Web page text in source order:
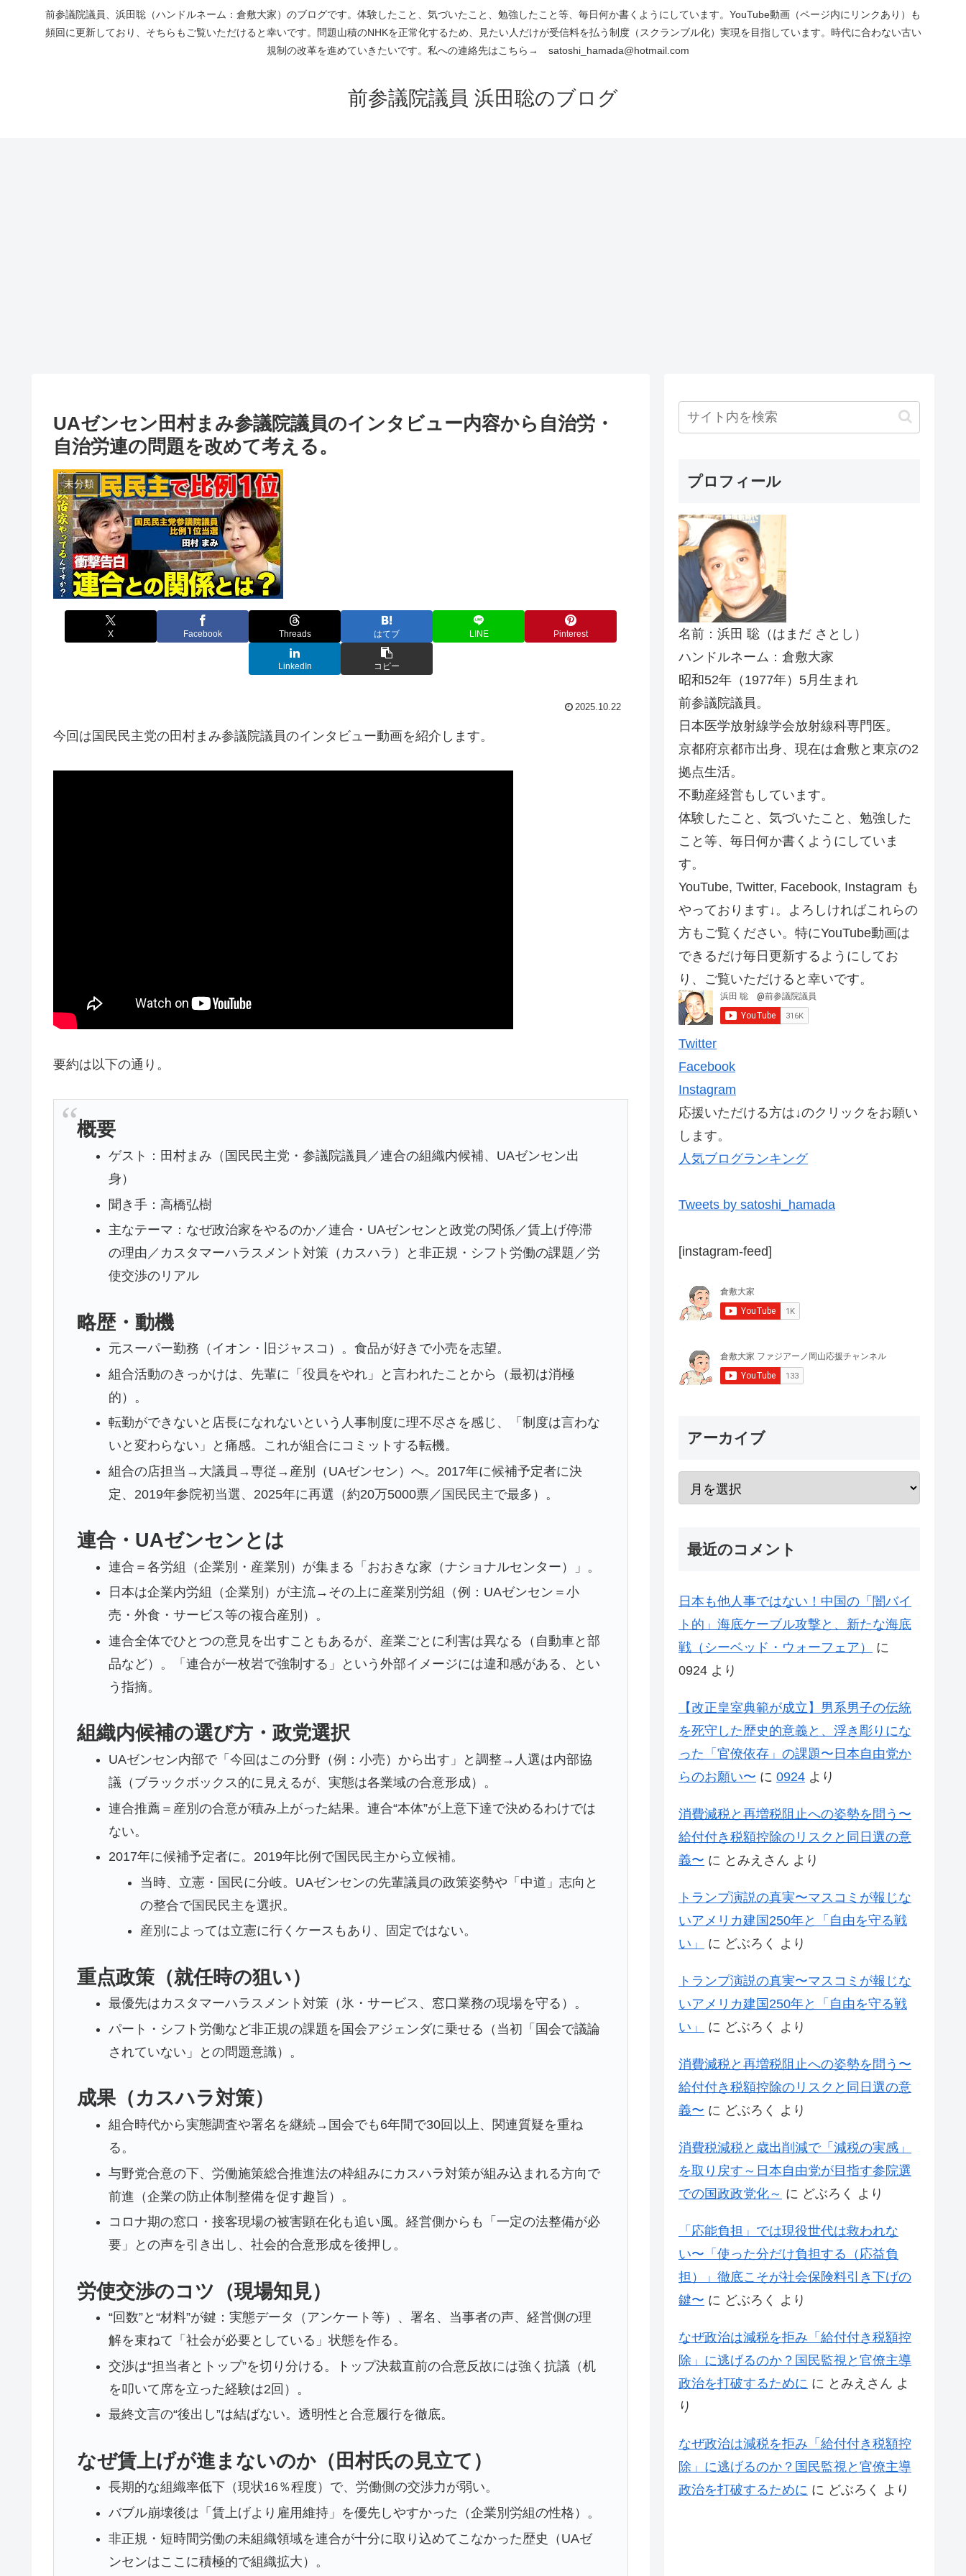
前参議院議員、浜田聡（ハンドルネーム：倉敷大家）のブログです。体験したこと、気づいたこと、勉強したこと等、毎日何か書くようにしています。YouTube動画（ページ内にリンクあり）も
頻回に更新しており、そちらもご覧いただけると幸いです。問題山積のNHKを正常化するため、見たい人だけが受信料を払う制度（スクランブル化）実現を目指しています。時代に合わない古い
規制の改革を進めていきたいです。私への連絡先はこちら→ satoshi_hamada@hotmail.com
前参議院議員 浜田聡のブログ
UAゼンセン田村まみ参議院議員のインタビュー内容から自治労・
自治労連の問題を改めて考える。
未分類
X Facebook Threads はてブ LINE Pinterest
LinkedIn コピー
2025.10.22
今回は国民民主党の田村まみ参議院議員のインタビュー動画を紹介します。
要約は以下の通り。
概要
ゲスト：田村まみ（国民民主党・参議院議員／連合の組織内候補、UAゼンセン出
身）
聞き手：高橋弘樹
主なテーマ：なぜ政治家をやるのか／連合・UAゼンセンと政党の関係／賃上げ停滞
の理由／カスタマーハラスメント対策（カスハラ）と非正規・シフト労働の課題／労
使交渉のリアル
略歴・動機
元スーパー勤務（イオン・旧ジャスコ）。食品が好きで小売を志望。
組合活動のきっかけは、先輩に「役員をやれ」と言われたことから（最初は消極
的）。
転勤ができないと店長になれないという人事制度に理不尽さを感じ、「制度は言わな
いと変わらない」と痛感。これが組合にコミットする転機。
組合の店担当→大議員→専従→産別（UAゼンセン）へ。2017年に候補予定者に決
定、2019年参院初当選、2025年に再選（約20万5000票／国民民主で最多）。
連合・UAゼンセンとは
連合＝各労組（企業別・産業別）が集まる「おおきな家（ナショナルセンター）」。
日本は企業内労組（企業別）が主流→その上に産業別労組（例：UAゼンセン＝小
売・外食・サービス等の複合産別）。
連合全体でひとつの意見を出すこともあるが、産業ごとに利害は異なる（自動車と部
品など）。「連合が一枚岩で強制する」という外部イメージには違和感がある、とい
う指摘。
組織内候補の選び方・政党選択
UAゼンセン内部で「今回はこの分野（例：小売）から出す」と調整→人選は内部協
議（ブラックボックス的に見えるが、実態は各業域の合意形成）。
連合推薦＝産別の合意が積み上がった結果。連合“本体”が上意下達で決めるわけでは
ない。
2017年に候補予定者に。2019年比例で国民民主から立候補。
当時、立憲・国民に分岐。UAゼンセンの先輩議員の政策姿勢や「中道」志向と
の整合で国民民主を選択。
産別によっては立憲に行くケースもあり、固定ではない。
重点政策（就任時の狙い）
最優先はカスタマーハラスメント対策（氷・サービス、窓口業務の現場を守る）。
パート・シフト労働など非正規の課題を国会アジェンダに乗せる（当初「国会で議論
されていない」との問題意識）。
成果（カスハラ対策）
組合時代から実態調査や署名を継続→国会でも6年間で30回以上、関連質疑を重ね
る。
与野党合意の下、労働施策総合推進法の枠組みにカスハラ対策が組み込まれる方向で
前進（企業の防止体制整備を促す趣旨）。
コロナ期の窓口・接客現場の被害顕在化も追い風。経営側からも「一定の法整備が必
要」との声を引き出し、社会的合意形成を後押し。
労使交渉のコツ（現場知見）
“回数”と“材料”が鍵：実態データ（アンケート等）、署名、当事者の声、経営側の理
解を束ねて「社会が必要としている」状態を作る。
交渉は“担当者とトップ”を切り分ける。トップ決裁直前の合意反故には強く抗議（机
を叩いて席を立った経験は2回）。
最終文言の“後出し”は結ばない。透明性と合意履行を徹底。
なぜ賃上げが進まないのか（田村氏の見立て）
長期的な組織率低下（現状16％程度）で、労働側の交渉力が弱い。
バブル崩壊後は「賃上げより雇用維持」を優先しやすかった（企業別労組の性格）。
非正規・短時間労働の未組織領域を連合が十分に取り込めてこなかった歴史（UAゼ
ンセンはここに積極的で組織拡大）。
プロフィール
名前：浜田 聡（はまだ さとし）
ハンドルネーム：倉敷大家
昭和52年（1977年）5月生まれ
前参議院議員。
日本医学放射線学会放射線科専門医。
京都府京都市出身、現在は倉敷と東京の2
拠点生活。
不動産経営もしています。
体験したこと、気づいたこと、勉強した
こと等、毎日何か書くようにしていま
す。
YouTube, Twitter, Facebook, Instagram も
やっております↓。よろしければこれらの
方もご覧ください。特にYouTube動画は
できるだけ毎日更新するようにしてお
り、ご覧いただけると幸いです。
Twitter
Facebook
Instagram
応援いただける方は↓のクリックをお願い
します。
人気ブログランキング
Tweets by satoshi_hamada
[instagram-feed]
アーカイブ
最近のコメント
日本も他人事ではない！中国の「闇バイ
ト的」海底ケーブル攻撃と、新たな海底
戦（シーベッド・ウォーフェア）
に
0924 より
【改正皇室典範が成立】男系男子の伝統
を死守した歴史的意義と、浮き彫りにな
った「官僚依存」の課題〜日本自由党か
らのお願い〜 に 0924 より
消費減税と再増税阻止への姿勢を問う〜
給付付き税額控除のリスクと同日選の意
義〜 に とみえさん より
トランプ演説の真実〜マスコミが報じな
いアメリカ建国250年と「自由を守る戦
い」
に どぶろく より
トランプ演説の真実〜マスコミが報じな
いアメリカ建国250年と「自由を守る戦
い」
に どぶろく より
消費減税と再増税阻止への姿勢を問う〜
給付付き税額控除のリスクと同日選の意
義〜 に どぶろく より
消費税減税と歳出削減で「減税の実感」
を取り戻す～日本自由党が目指す参院選
での国政政党化～ に どぶろく より
「応能負担」では現役世代は救われな
い〜「使った分だけ負担する（応益負
担）」徹底こそが社会保険料引き下げの
鍵〜 に どぶろく より
なぜ政治は減税を拒み「給付付き税額控
除」に逃げるのか？国民監視と官僚主導
政治を打破するために に とみえさん よ
り
なぜ政治は減税を拒み「給付付き税額控
除」に逃げるのか？国民監視と官僚主導
政治を打破するために に どぶろく より